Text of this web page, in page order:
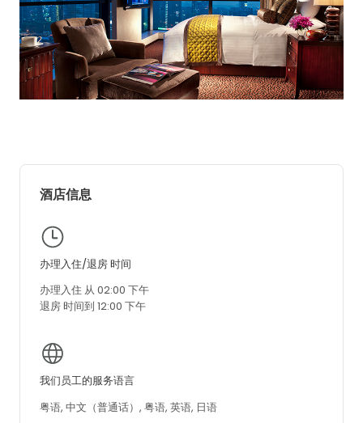
酒店信息
办理入住/退房 时间
办理入住 从 02:00 下午
退房 时间到 12:00 下午
我们员工的服务语言
粤语, 中文（普通话）, 粤语, 英语, 日语